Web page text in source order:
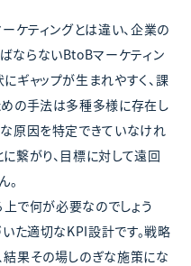
ケティングとは違い、企業の
ならないBtoBマーケティン
ギャップが生まれやすく、課
の手法は多種多様に存在し
原因を特定できていなけれ
繋がり、目標に対して遠回
。
で何が必要なのでしょう
た適切なKPI設計です。戦略
果その場しのぎな施策にな